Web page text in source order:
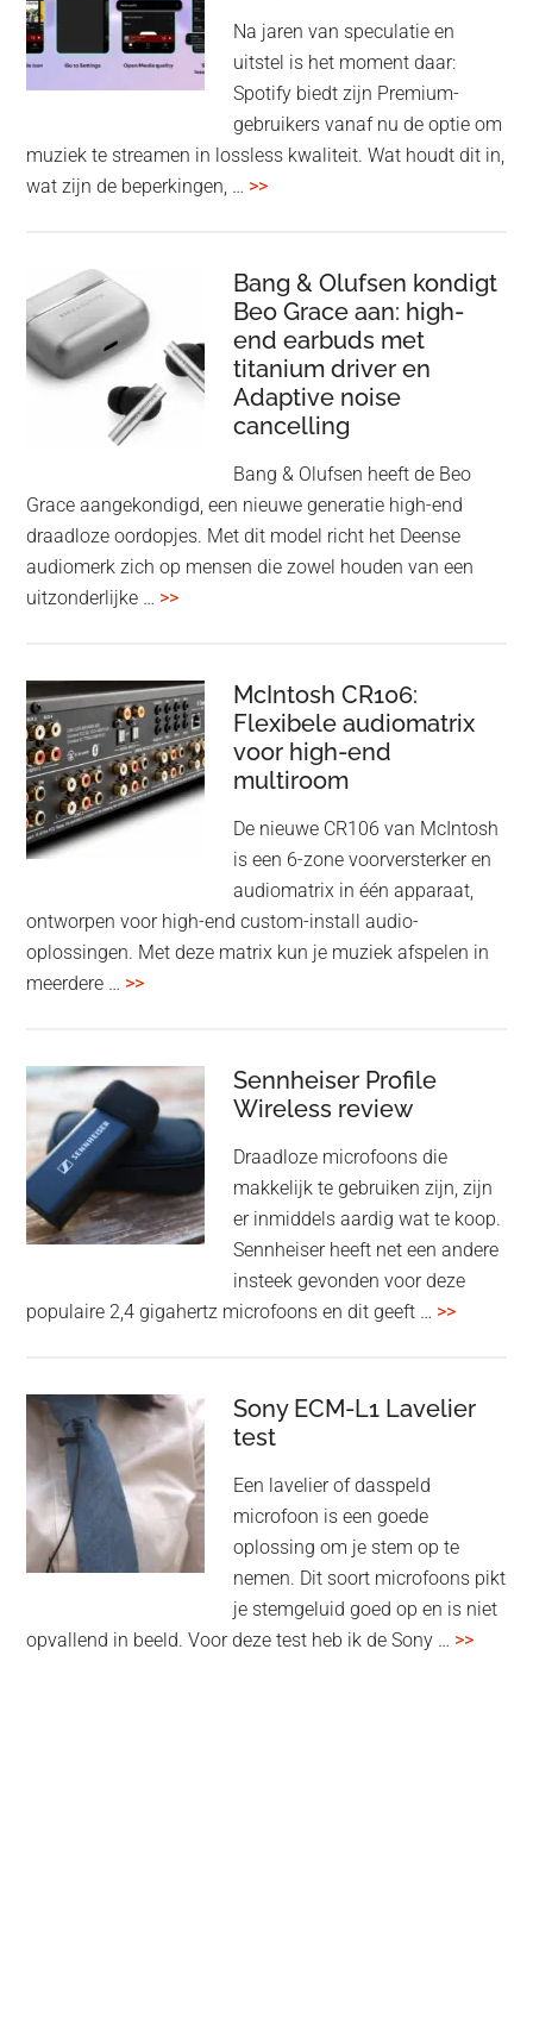
Na jaren van speculatie en
uitstel is het moment daar:
Spotify biedt zijn Premium-
gebruikers vanaf nu de optie om
muziek te streamen in lossless kwaliteit. Wat houdt dit in,
wat zijn de beperkingen, … >>overSpotify
nu
ook
in
‘lossless’
kwaliteit
Bang & Olufsen kondigt
Beo Grace aan: high-
end earbuds met
titanium driver en
Adaptive noise
cancelling
Bang & Olufsen heeft de Beo
Grace aangekondigd, een nieuwe generatie high-end
draadloze oordopjes. Met dit model richt het Deense
audiomerk zich op mensen die zowel houden van een
uitzonderlijke … >>overBang
kondigt
Beo
Grace
aan:
high-
titanium
noise
cancelling
McIntosh CR106:
Flexibele audiomatrix
voor high-end
multiroom
De nieuwe CR106 van McIntosh
is een 6-zone voorversterker en
audiomatrix in één apparaat,
ontworpen voor high-end custom-install audio-
oplossingen. Met deze matrix kun je muziek afspelen in
meerdere … >>overMcIntosh
audiomatrix
voor
high-
end
multiroom
Sennheiser Profile
Wireless review
Draadloze microfoons die
makkelijk te gebruiken zijn, zijn
er inmiddels aardig wat te koop.
Sennheiser heeft net een andere
insteek gevonden voor deze
populaire 2,4 gigahertz microfoons en dit geeft … >>
review
Sony ECM-L1 Lavelier
test
Een lavelier of dasspeld
microfoon is een goede
oplossing om je stem op te
nemen. Dit soort microfoons pikt
je stemgeluid goed op en is niet
opvallend in beeld. Voor deze test heb ik de Sony … >>